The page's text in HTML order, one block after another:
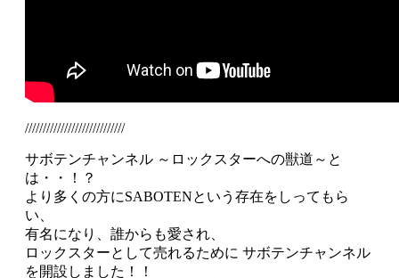
////////////////////////////
サボテンチャンネル ～ロックスターへの獣道～と
は・・！？
より多くの方にSABOTENという存在をしってもら
い、
有名になり、誰からも愛され、
ロックスターとして売れるために サボテンチャンネル
を開設しました！！